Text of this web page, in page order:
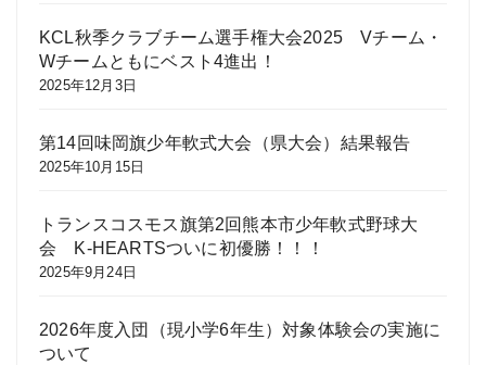
KCL秋季クラブチーム選手権大会2025 Vチーム・
Wチームともにベスト4進出！
2025年12月3日
第14回味岡旗少年軟式大会（県大会）結果報告
2025年10月15日
トランスコスモス旗第2回熊本市少年軟式野球大
会 K-HEARTSついに初優勝！！！
2025年9月24日
2026年度入団（現小学6年生）対象体験会の実施に
ついて